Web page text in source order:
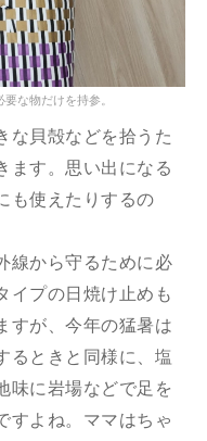
な物だけを持参。
な貝殻などを拾うた
ます。思い出になる
も使えたりするの
線から守るために必
イプの日焼け止めも
すが、今年の猛暑は
るときと同様に、塩
味に岩場などで足を
すよね。ママはちゃ